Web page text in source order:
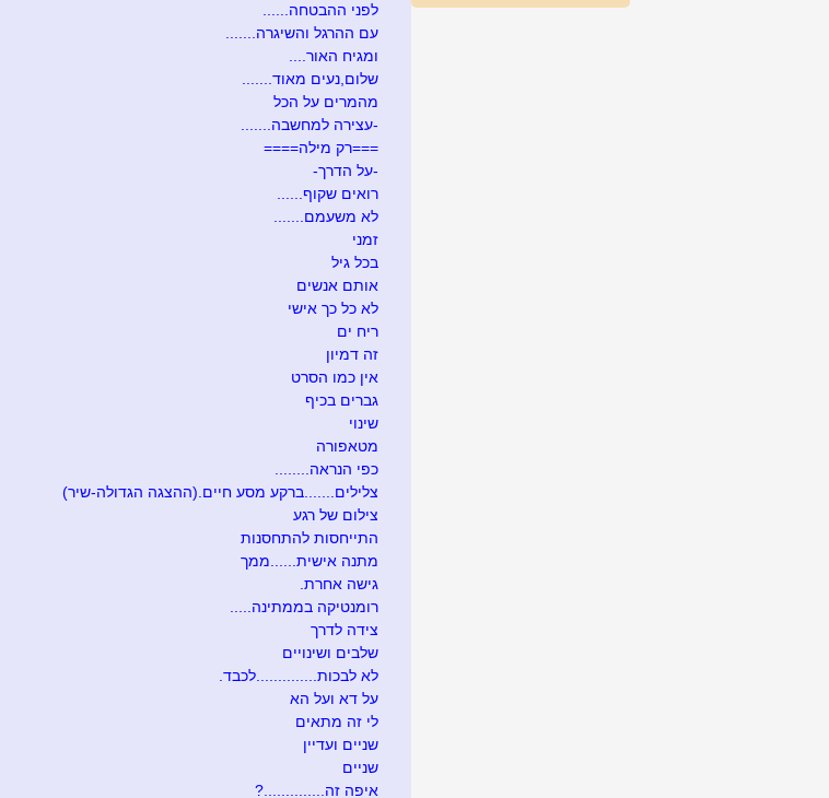
לפני ההבטחה......
עם ההרגל והשיגרה.......
ומגיח האור....
שלום,נעים מאוד.......
מהמרים על הכל
-עצירה למחשבה.......
===רק מילה====
-על הדרך-
רואים שקוף......
לא משעמם.......
זמני
בכל גיל
אותם אנשים
לא כל כך אישי
ריח ים
זה דמיון
אין כמו הסרט
גברים בכיף
שינוי
מטאפורה
כפי הנראה........
צלילים.......ברקע מסע חיים.(ההצגה הגדולה-שיר)
צילום של רגע
התייחסות להתחסנות
מתנה אישית......ממך
גישה אחרת.
רומנטיקה בממתינה.....
צידה לדרך
שלבים ושינויים
לא לבכות..............לכבד.
על דא ועל הא
לי זה מתאים
שניים ועדיין
שניים
איפה זה..............?